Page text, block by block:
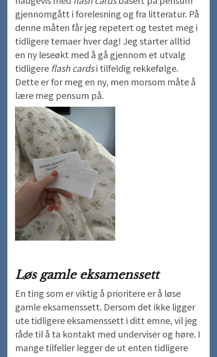
gjennomgått i forelesning og fra litteratur. På
denne måten får jeg repetert og testet meg i
tidligere temaer hver dag! Jeg starter alltid
en ny leseøkt med å gå gjennom et utvalg
tidligere flash cardsi tilfeldig rekkefølge.
Dette er for meg en ny, men morsom måte å
lære meg pensum på.
Løs gamle eksamenssett
En ting som er viktig å prioritere er å løse
gamle eksamenssett. Dersom det ikke ligger
ute tidligere eksamenssett i ditt emne, vil jeg
råde til å ta kontakt med underviser og høre. I
mange tilfeller legger de ut enten tidligere